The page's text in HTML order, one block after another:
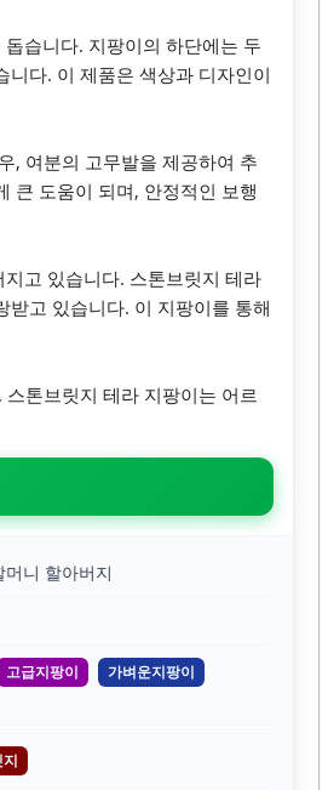
습니다. 지팡이의 하단에는 두
다. 이 제품은 색상과 디자인이
, 여분의 고무발을 제공하여 추
큰 도움이 되며, 안정적인 보행
고 있습니다. 스톤브릿지 테라
고 있습니다. 이 지팡이를 통해
톤브릿지 테라 지팡이는 어르
니 할아버지
고급지팡이
가벼운지팡이